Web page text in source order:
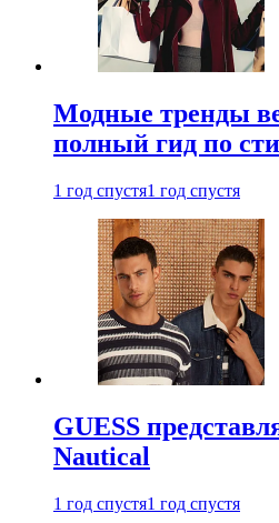
Модные тренды
полный гид по
1 год спустя1 год спустя
GUESS
Nautical
1 год спустя1 год спустя